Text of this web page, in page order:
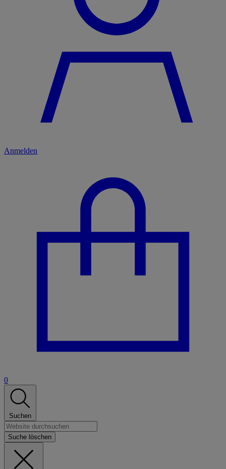
Anmelden
0
Suchen
Suche löschen